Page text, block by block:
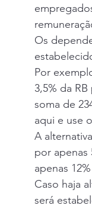
Os
Por
3,5% da
soma de
aqui e use
A
por apenas
apenas
Caso haja
será